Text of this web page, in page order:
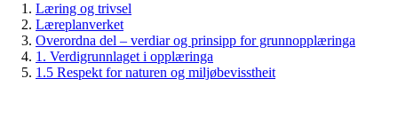
Læring og trivsel
Læreplanverket
Overordna del – verdiar og prinsipp for grunnopplæringa
1. Verdigrunnlaget i opplæringa
1.5 Respekt for naturen og miljøbevisstheit